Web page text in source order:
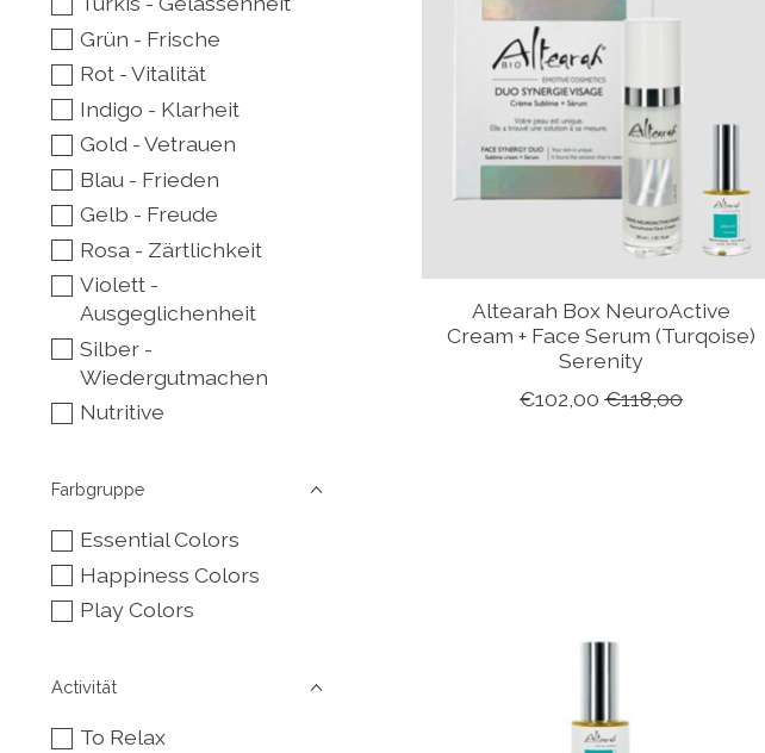
Grün - Frische
Rot - Vitalität
Indigo - Klarheit
Gold - Vetrauen
Blau - Frieden
Gelb - Freude
Rosa - Zärtlichkeit
Violett -
Ausgeglichenheit
Silber -
Wiedergutmachen
Nutritive
Farbgruppe
Essential Colors
Happiness Colors
Play Colors
Activität
To Relax
Altearah Box NeuroActive
Cream + Face Serum (Turqoise)
Serenity
€102,00 €118,00